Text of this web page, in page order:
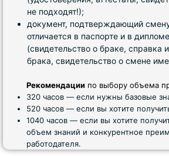
не подходят!);
документ, подтверждающий
отличается в паспорте и в
(свидетельство о браке, справка
брака, свидетельство о смене
Рекомендации по выбору объема
320 часов — если нужны базовые
520 часов — если вы хотите
1040 часов — если вы хотите
объем знаний и конкурентное
работодателя.